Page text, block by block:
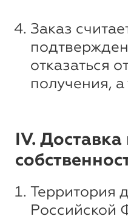
Заказ
отказаться
получения,
IV.
Территория
Российской